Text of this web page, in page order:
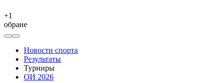
+1
обране
Новости спорта
Результаты
Турниры
ОИ 2026